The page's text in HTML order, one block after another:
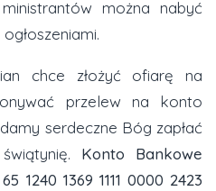
można nabyć
chce złożyć ofiarę na
przelew na konto
serdeczne Bóg zapłać
Konto Bankowe
65 1240 1369 1111 0000 2423